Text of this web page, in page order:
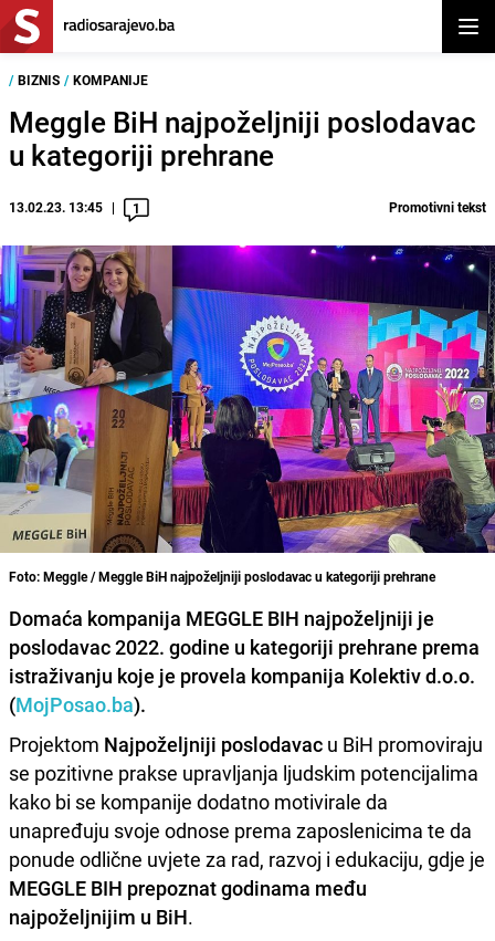
/ BIZNIS / KOMPANIJE
Meggle BiH najpoželjniji poslodavac
u kategoriji prehrane
13.02.23. 13:45 1 Promotivni tekst
Foto: Meggle / Meggle BiH najpoželjniji poslodavac u kategoriji prehrane
Domaća kompanija MEGGLE BIH najpoželjniji je
poslodavac 2022. godine u kategoriji prehrane prema
istraživanju koje je provela kompanija Kolektiv d.o.o.
(MojPosao.ba).
Projektom Najpoželjniji poslodavac u BiH promoviraju
se pozitivne prakse upravljanja ljudskim potencijalima
kako bi se kompanije dodatno motivirale da
unapređuju svoje odnose prema zaposlenicima te da
ponude odlične uvjete za rad, razvoj i edukaciju, gdje je
MEGGLE BIH prepoznat godinama među
najpoželjnijim u BiH.